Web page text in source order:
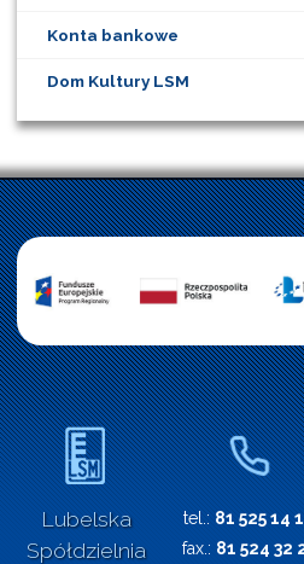
Konta bankowe
Dom Kultury LSM
Lubelska
Spółdzielnia
tel.: 81 525 14
fax.: 81 524 32